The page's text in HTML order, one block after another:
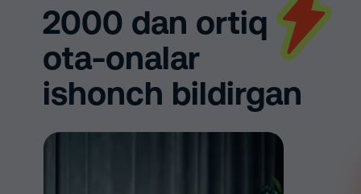
2000 dan ortiq
ota-onalar
ishonch bildirgan